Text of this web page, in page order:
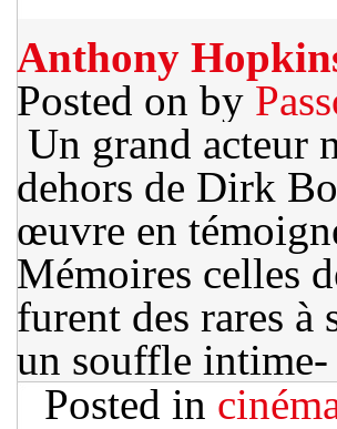
Anthony
Posted on by
Un grand acteur
dehors de Dirk
œuvre en
Mémoires celles
furent des rares à
un souffle
Posted in